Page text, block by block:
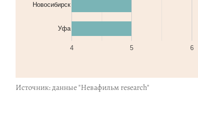
4 5 6
Новосибирск
Уфа
Источник: данные "Невафильм research"